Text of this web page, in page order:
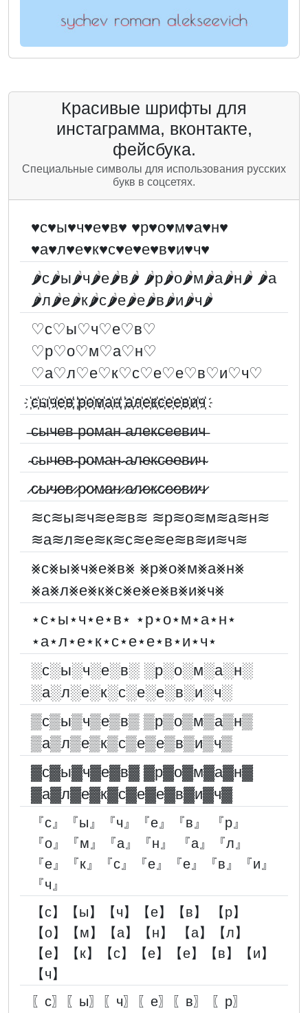
Красивые шрифты для
инстаграмма, вконтакте,
фейсбука.
Специальные символы для использования русских
букв в соцсетях.
♥с♥ы♥ч♥е♥в♥ ♥р♥о♥м♥а♥н♥
♥а♥л♥е♥к♥с♥е♥е♥в♥и♥ч♥
🌶с🌶ы🌶ч🌶е🌶в🌶 🌶р🌶о🌶м🌶а🌶н🌶 🌶а
🌶л🌶е🌶к🌶с🌶е🌶е🌶в🌶и🌶ч🌶
♡с♡ы♡ч♡е♡в♡
♡р♡о♡м♡а♡н♡
♡а♡л♡е♡к♡с♡е♡е♡в♡и♡ч♡
҉с҉ы҉ч҉е҉в҉ ҉р҉о҉м҉а҉н҉ ҉а҉л҉е҉к҉с҉е҉е҉в҉и҉ч҉
̶с̶ы̶ч̶е̶в̶ ̶р̶о̶м̶а̶н̶ ̶а̶л̶е̶к̶с̶е̶е̶в̶и̶ч̶
̴с̴ы̴ч̴е̴в̴ ̴р̴о̴м̴а̴н̴ ̴а̴л̴е̴к̴с̴е̴е̴в̴и̴ч̴
̷с̷ы̷ч̷е̷в̷ ̷р̷о̷м̷а̷н̷ ̷а̷л̷е̷к̷с̷е̷е̷в̷и̷ч̷
≋с≋ы≋ч≋е≋в≋ ≋р≋о≋м≋а≋н≋
≋а≋л≋е≋к≋с≋е≋е≋в≋и≋ч≋
⨳с⨳ы⨳ч⨳е⨳в⨳ ⨳р⨳о⨳м⨳а⨳н⨳
⨳а⨳л⨳е⨳к⨳с⨳е⨳е⨳в⨳и⨳ч⨳
⋆с⋆ы⋆ч⋆е⋆в⋆ ⋆р⋆о⋆м⋆а⋆н⋆
⋆а⋆л⋆е⋆к⋆с⋆е⋆е⋆в⋆и⋆ч⋆
░︎с░︎ы░︎ч░︎е░︎в░︎ ░︎р░︎о░︎м░︎а░︎н░︎
░︎а░︎л░︎е░︎к░︎с░︎е░︎е░︎в░︎и░︎ч░︎
▒с▒ы▒ч▒е▒в▒ ▒р▒о▒м▒а▒н▒
▒а▒л▒е▒к▒с▒е▒е▒в▒и▒ч▒
▓︎с▓︎ы▓︎ч▓︎е▓︎в▓︎ ▓︎р▓︎о▓︎м▓︎а▓︎н▓︎
▓︎а▓︎л▓︎е▓︎к▓︎с▓︎е▓︎е▓︎в▓︎и▓︎ч▓︎
『с』『ы』『ч』『е』『в』 『р』
『о』『м』『а』『н』 『а』『л』
『е』『к』『с』『е』『е』『в』『и』
『ч』
【с】【ы】【ч】【е】【в】 【р】
【о】【м】【а】【н】 【а】【л】
【е】【к】【с】【е】【е】【в】【и】
【ч】
〖с〗〖ы〗〖ч〗〖е〗〖в〗 〖р〗